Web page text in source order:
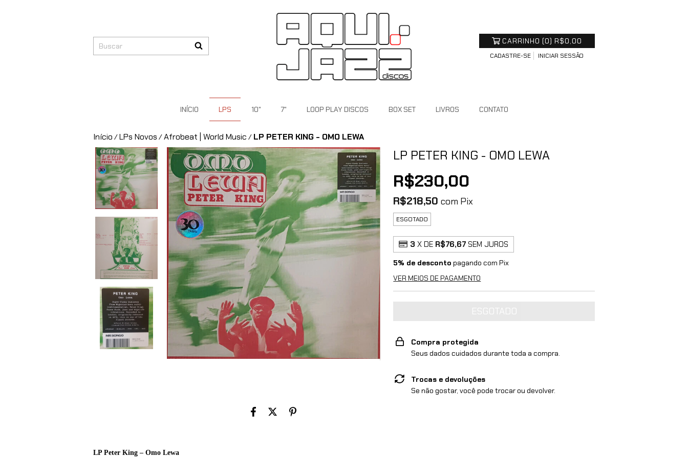
CARRINHO (0) R$0,00
CADASTRE-SE INICIAR SESSÃO
INÍCIO LPS 10" 7" LOOP PLAY DISCOS BOX SET LIVROS CONTATO
Início /LPs Novos /Afrobeat | World Music / LP PETER KING - OMO LEWA
LP Peter King – Omo Lewa
LP PETER KING - OMO LEWA
R$230,00
R$218,50com Pix
ESGOTADO
3 X DE R$76,67 SEM JUROS
5% de desconto pagando com Pix
VER MEIOS DE PAGAMENTO
Compra protegida
Seus dados cuidados durante toda a compra.
Trocas e devoluções
Se não gostar, você pode trocar ou devolver.